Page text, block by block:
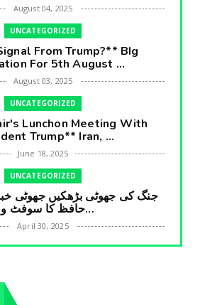
August 04, 2025
UNCATEGORIZED
From Trump?** BIg
For 5th August ...
August 03, 2025
UNCATEGORIZED
Lunchon Meeting With
Trump** Iran, ...
June 18, 2025
UNCATEGORIZED
جنگ کی جھوٹی بڑھکیں جھوٹی
حافظ کا سوفٹ وی...
April 30, 2025
UNCATEGORIZED
Brain Gain For...